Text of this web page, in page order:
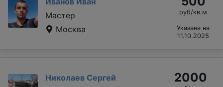
Мастер
Москва
руб/кв.м
Указана на
11.10.2025
Николаев Сергей
2000